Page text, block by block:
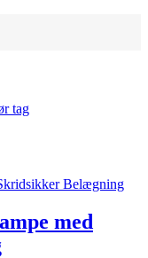
tag
med